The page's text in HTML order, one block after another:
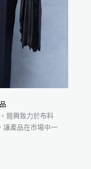
鎧興致力於布料
讓產品在市場中一